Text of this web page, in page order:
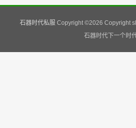
石器时代私服 Copyright ©2026 Copyright
石器时代下一个时